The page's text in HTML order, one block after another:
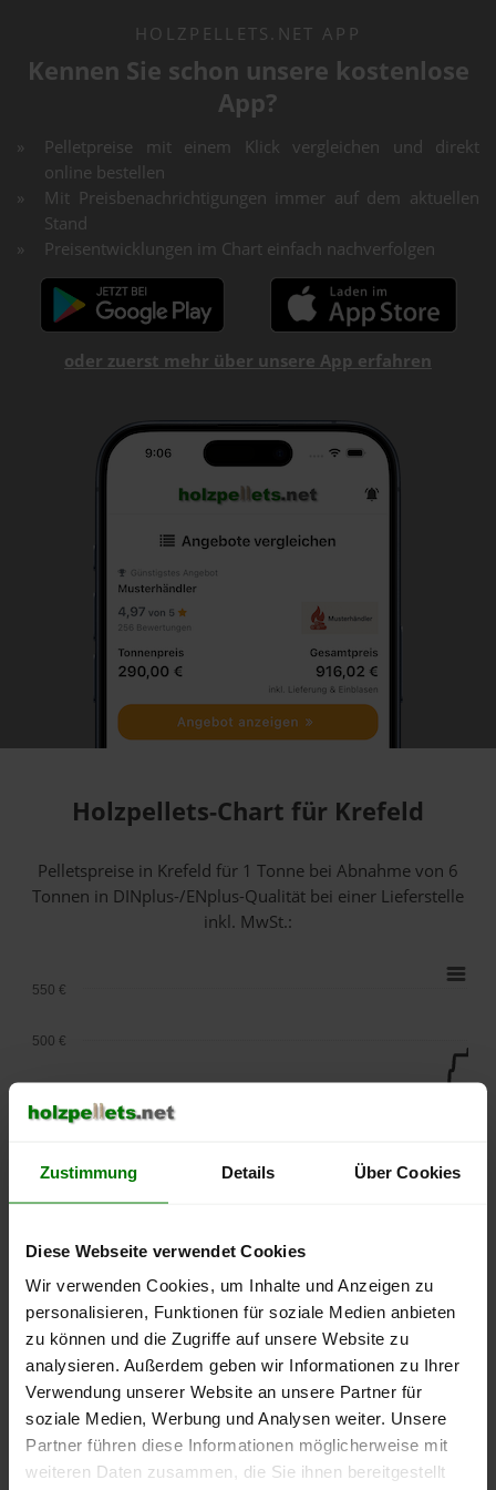
Zustimmung Details Über Cookies
Diese Webseite verwendet Cookies
Wir verwenden Cookies, um Inhalte und Anzeigen zu
personalisieren, Funktionen für soziale Medien anbieten
zu können und die Zugriffe auf unsere Website zu
analysieren. Außerdem geben wir Informationen zu Ihrer
Verwendung unserer Website an unsere Partner für
soziale Medien, Werbung und Analysen weiter. Unsere
Partner führen diese Informationen möglicherweise mit
weiteren Daten zusammen, die Sie ihnen bereitgestellt
HOLZPELLETS.NET APP
Kennen Sie schon unsere kostenlose
App?
Pelletpreise mit einem Klick vergleichen und direkt
online bestellen
Mit Preisbenachrichtigungen immer auf dem aktuellen
Stand
Preisentwicklungen im Chart einfach nachverfolgen
oder zuerst mehr über unsere App erfahren
Holzpellets-Chart für Krefeld
Pelletspreise in Krefeld für 1 Tonne bei Abnahmevon 6
Tonnen in DINplus-/ENplus-Qualität bei einer Lieferstelle
inkl. MwSt.:
lose Ware Sackware
September
Januar
Mai
250 €
300 €
500 €
550 €
Die aktuelle Preisentwicklung für Holzpellets in Deutschland
können Sie jederzeit auf unsererPelletspreise-Seite
nachvollziehen.